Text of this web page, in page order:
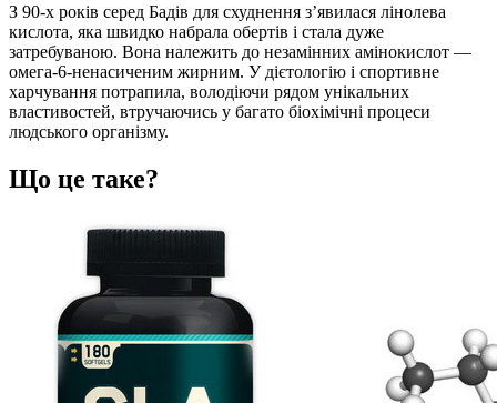
З 90-х років серед Бадів для схуднення з’явилася лінолева
кислота, яка швидко набрала обертів і стала дуже
затребуваною. Вона належить до незамінних амінокислот —
омега-6-ненасиченим жирним. У дієтологію і спортивне
харчування потрапила, володіючи рядом унікальних
властивостей, втручаючись у багато біохімічні процеси
людського організму.
Що це таке?